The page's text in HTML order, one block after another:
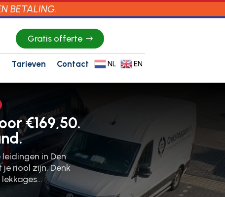
BETALING.
Gratis offerte
Tarieven Contact NL EN
€169,50.
in Den
riool zijn.​ Denk